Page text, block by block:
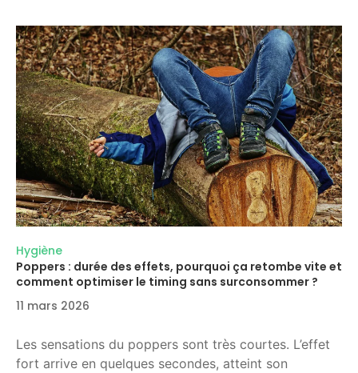
Hygiène
Poppers : durée des effets, pourquoi ça retombe vite et
comment optimiser le timing sans surconsommer ?
11 mars 2026
Les sensations du poppers sont très courtes. L’effet
fort arrive en quelques secondes, atteint son